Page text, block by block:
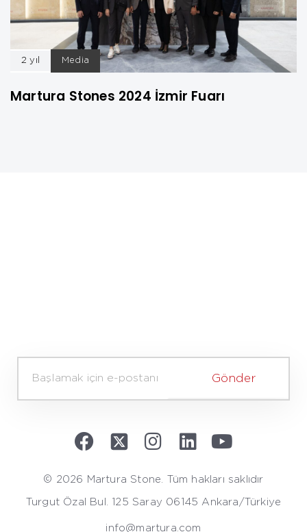
2 yıl Media
Martura Stones 2024 İzmir Fuarı
e
Gönder
© 2026 Martura Stone. Tüm hakları saklıdır
Turgut Özal Bul. 125 Saray 06145 Ankara/Türkiye
info@martura.com